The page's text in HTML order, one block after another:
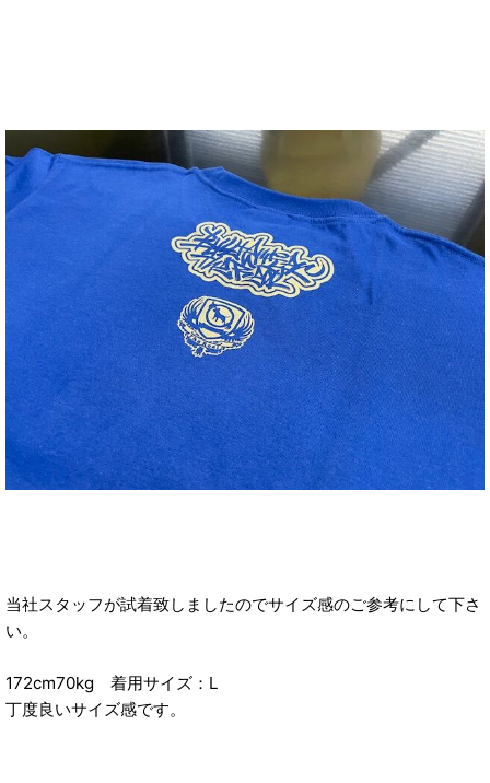
当社スタッフが試着致しましたのでサイズ感のご参考にして下さ
い。
172cm70kg 着用サイズ：L
丁度良いサイズ感です。